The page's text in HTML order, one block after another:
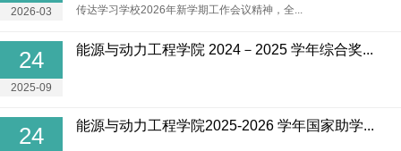
2026-03
传达学习学校2026年新学期工作会议精神，全...
24
2025-09
能源与动力工程学院 2024－2025 学年综合奖...
24 能源与动力工程学院2025-2026 学年国家助学...